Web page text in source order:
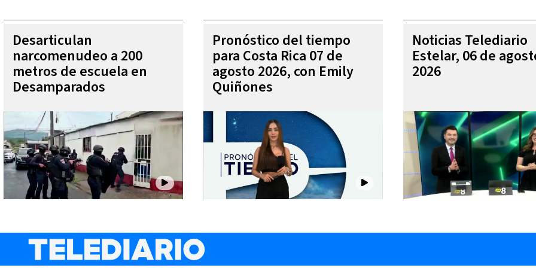
Desarticulan
narcomenudeo a 200
metros de escuela en
Desamparados
Pronóstico del tiempo
para Costa Rica 07 de
agosto 2026, con Emily
Quiñones
Noticias Telediario
Estelar, 06 de
2026